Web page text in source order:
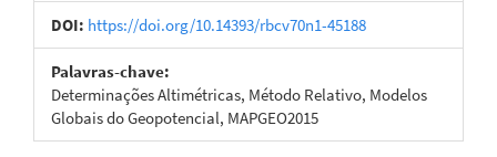
DOI: https://doi.org/10.14393/rbcv70n1-45188
Palavras-chave:
Determinações Altimétricas, Método Relativo, Modelos
Globais do Geopotencial, MAPGEO2015